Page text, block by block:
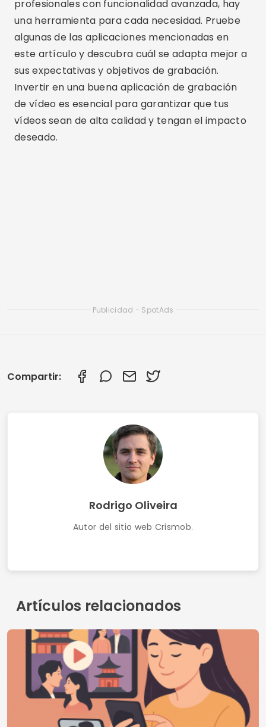
Artículos relacionados
Aplicaciones gratuitas sin conexión para ver K-
Aplicación gratuita para ver películas online
Contacto
Política de privacidad
Quienes somos
© 2026 Crismob